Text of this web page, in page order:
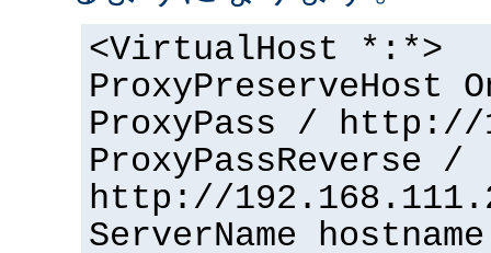
<VirtualHost *:*>
ProxyPreserveHost
ProxyPass / http://
ProxyPassReverse /
http://
ServerName